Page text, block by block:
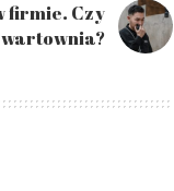
firmie. Czy